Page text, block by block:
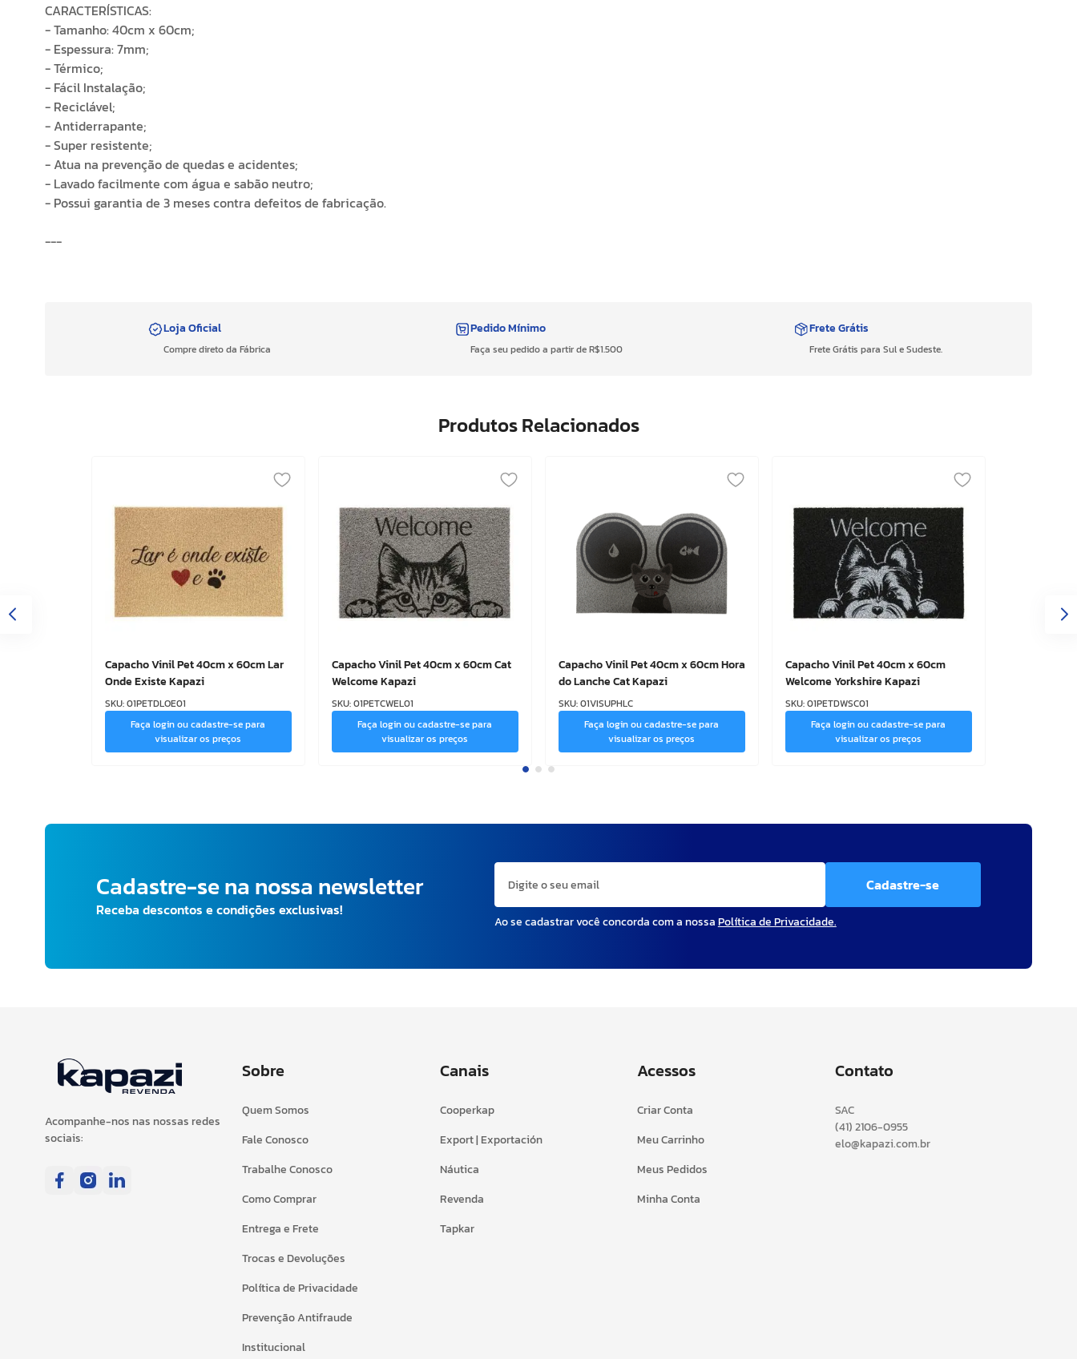
CARACTERÍSTICAS:
- Tamanho: 40cm x 60cm;
- Espessura: 7mm;
- Térmico;
- Fácil Instalação;
- Reciclável;
- Antiderrapante;
- Super resistente;
- Atua na prevenção de quedas e acidentes;
- Lavado facilmente com água e sabão neutro;
- Possui garantia de 3 meses contra defeitos de fabricação.
---
Loja Oficial
Compre direto da Fábrica
Pedido Mínimo
Faça seu pedido a partir de R$1.500
Frete Grátis
Frete Grátis para Sul e Sudeste.
Produtos Relacionados
Capacho Vinil Pet 40cm x 60cm Lar
Onde Existe Kapazi
SKU:01PETDLOE01
Faça login ou cadastre-se para
visualizar os preços
Capacho Vinil Pet 40cm x 60cm Cat
Welcome Kapazi
SKU:01PETCWEL01
Faça login ou cadastre-se para
visualizar os preços
Capacho Vinil Pet 40cm x 60cm Hora
do Lanche Cat Kapazi
SKU:01VISUPHLC
Faça login ou cadastre-se para
visualizar os preços
Capacho Vinil Pet 40cm x 60cm
Welcome Yorkshire Kapazi
SKU:01PETDWSC01
Faça login ou cadastre-se para
visualizar os preços
Cadastre-se na nossa newsletter
Receba descontos e condições exclusivas!
Cadastre-se
Ao se cadastrar você concorda com a nossaPolítica de Privacidade.
Acompanhe-nos nas nossas redes
sociais:
Sobre
Quem Somos
Fale Conosco
Trabalhe Conosco
Como Comprar
Entrega e Frete
Trocas e Devoluções
Política de Privacidade
Prevenção Antifraude
Institucional
Canais
Cooperkap
Export | Exportación
Náutica
Revenda
Tapkar
Acessos
Criar Conta
Meu Carrinho
Meus Pedidos
Minha Conta
Contato
SAC
(41) 2106-0955
elo@kapazi.com.br